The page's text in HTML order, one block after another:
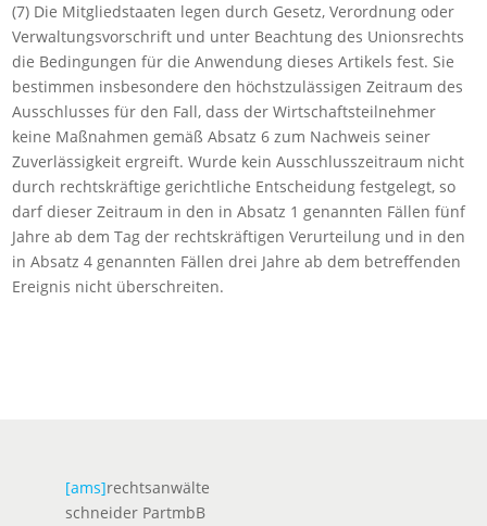
(7) Die Mitgliedstaaten legen durch Gesetz, Verordnung oder
Verwaltungsvorschrift und unter Beachtung des Unionsrechts
die Bedingungen für die Anwendung dieses Artikels fest. Sie
bestimmen insbesondere den höchstzulässigen Zeitraum des
Ausschlusses für den Fall, dass der Wirtschaftsteilnehmer
keine Maßnahmen gemäß Absatz 6 zum Nachweis seiner
Zuverlässigkeit ergreift. Wurde kein Ausschlusszeitraum nicht
durch rechtskräftige gerichtliche Entscheidung festgelegt, so
darf dieser Zeitraum in den in Absatz 1 genannten Fällen fünf
Jahre ab dem Tag der rechtskräftigen Verurteilung und in den
in Absatz 4 genannten Fällen drei Jahre ab dem betreffenden
Ereignis nicht überschreiten.
[ams]rechtsanwälte
schneider PartmbB